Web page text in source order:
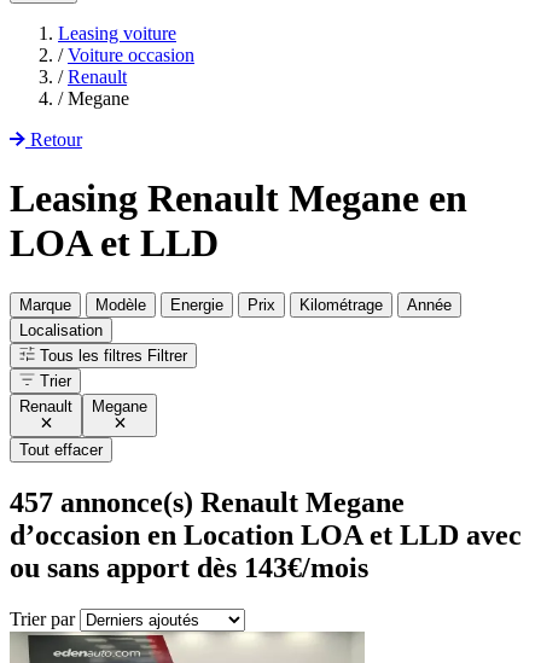
Leasing voiture
/ Voiture occasion
/ Renault
/ Megane
Retour
Leasing Renault Megane en
LOA et LLD
Marque Modèle Energie Prix Kilométrage
Année
Localisation
Tous les filtres Filtrer
Trier
Renault
Megane
Tout effacer
457 annonce(s) Renault Megane
d’occasion en Location LOA et LLD avec
ou sans apport dès 143€/mois
Trier par